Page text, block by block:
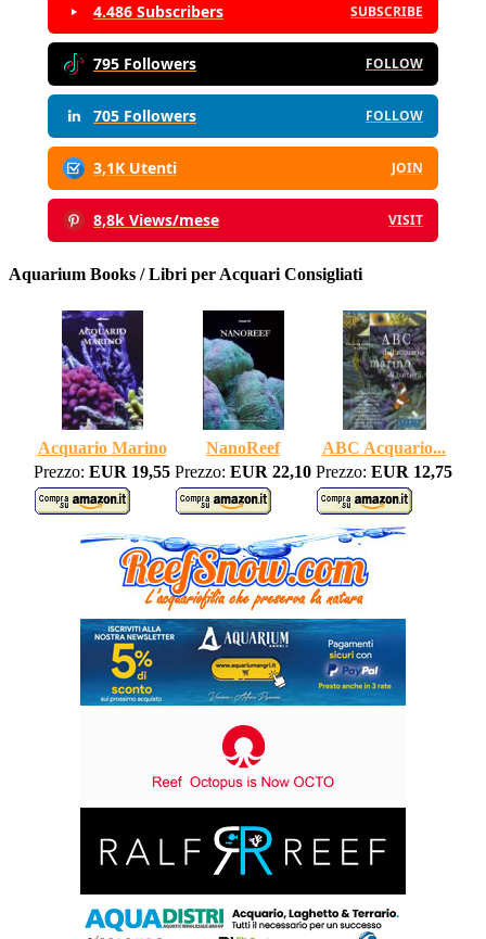
4.486 Subscribers SUBSCRIBE
795 Followers FOLLOW
705 Followers FOLLOW
3,1K Utenti JOIN
8,8k Views/mese VISIT
Aquarium Books / Libri per Acquari Consigliati
Acquario Marino NanoReef
ABC Acquario...
Prezzo: EUR 19,55 Prezzo: EUR 22,10 Prezzo: EUR 12,75